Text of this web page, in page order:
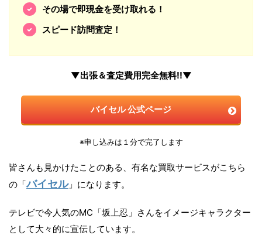
その場で即現金を受け取れる！
スピード訪問査定！
▼出張＆査定費用完全無料!!▼
バイセル 公式ページ
※申し込みは１分で完了します
皆さんも見かけたことのある、有名な買取サービスがこちら
の「バイセル」になります。
テレビで今人気のMC「坂上忍」さんをイメージキャラクター
として大々的に宣伝しています。